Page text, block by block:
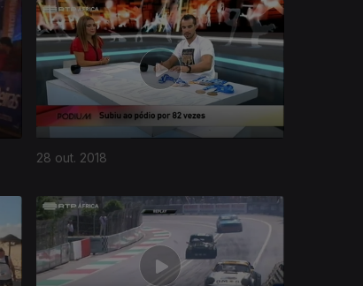
28 out. 2018